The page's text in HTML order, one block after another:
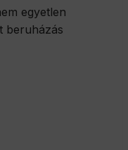
egyetlen
beruházás